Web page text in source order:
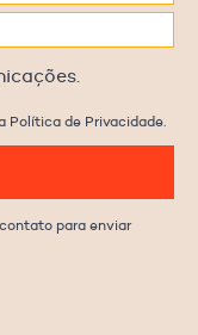
Política de Privacidade.
para enviar